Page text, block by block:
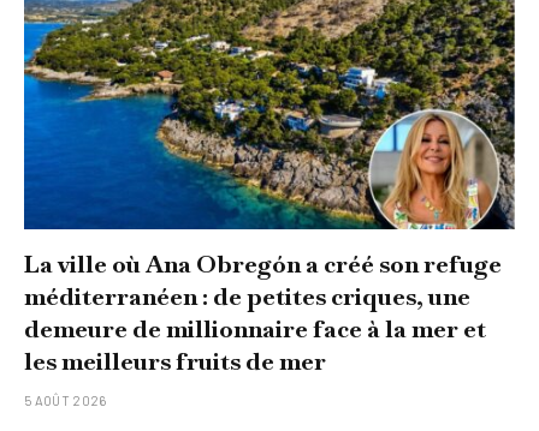
La ville où Ana Obregón a créé son refuge
méditerranéen : de petites criques, une
demeure de millionnaire face à la mer et
les meilleurs fruits de mer
5 AOÛT 2026